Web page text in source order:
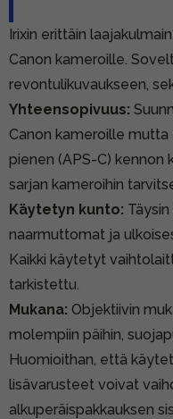
Irixin erittäin
Canon kameroille.
revontulikuvaukseen,
Yhteensopivuus:
Canon kameroille
pienen (APS-C) kennon
sarjan kameroihin
Käytetyn kunto:
naarmuttomat ja
Kaikki käytetyt
tarkistettu.
Mukana: Objektiivin
molempiin päihin,
Huomioithan, että
lisävarusteet voivat
alkuperäispakkauksen